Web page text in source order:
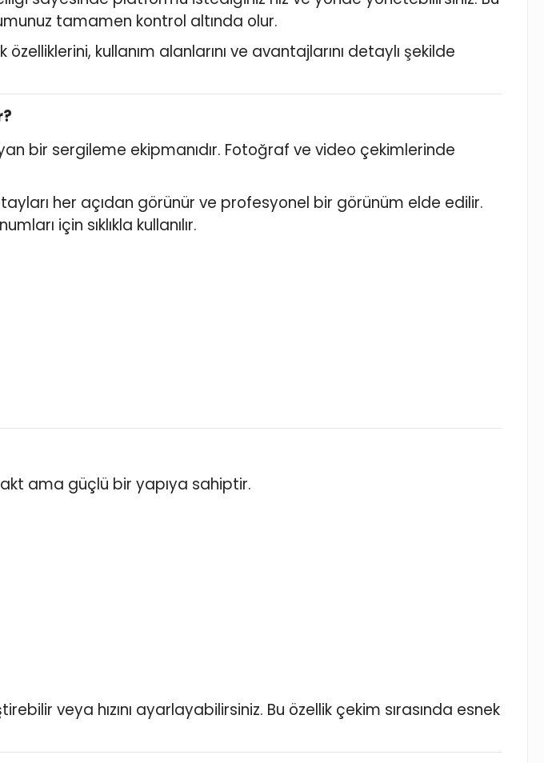
tamamen kontrol altında olur.
kullanım alanlarını ve avantajlarını detaylı şekilde
bir sergileme ekipmanıdır. Fotoğraf ve video çekimlerinde
her açıdan görünür ve profesyonel bir görünüm elde edilir.
için sıklıkla kullanılır.
ama güçlü bir yapıya sahiptir.
veya hızını ayarlayabilirsiniz. Bu özellik çekim sırasında esnek